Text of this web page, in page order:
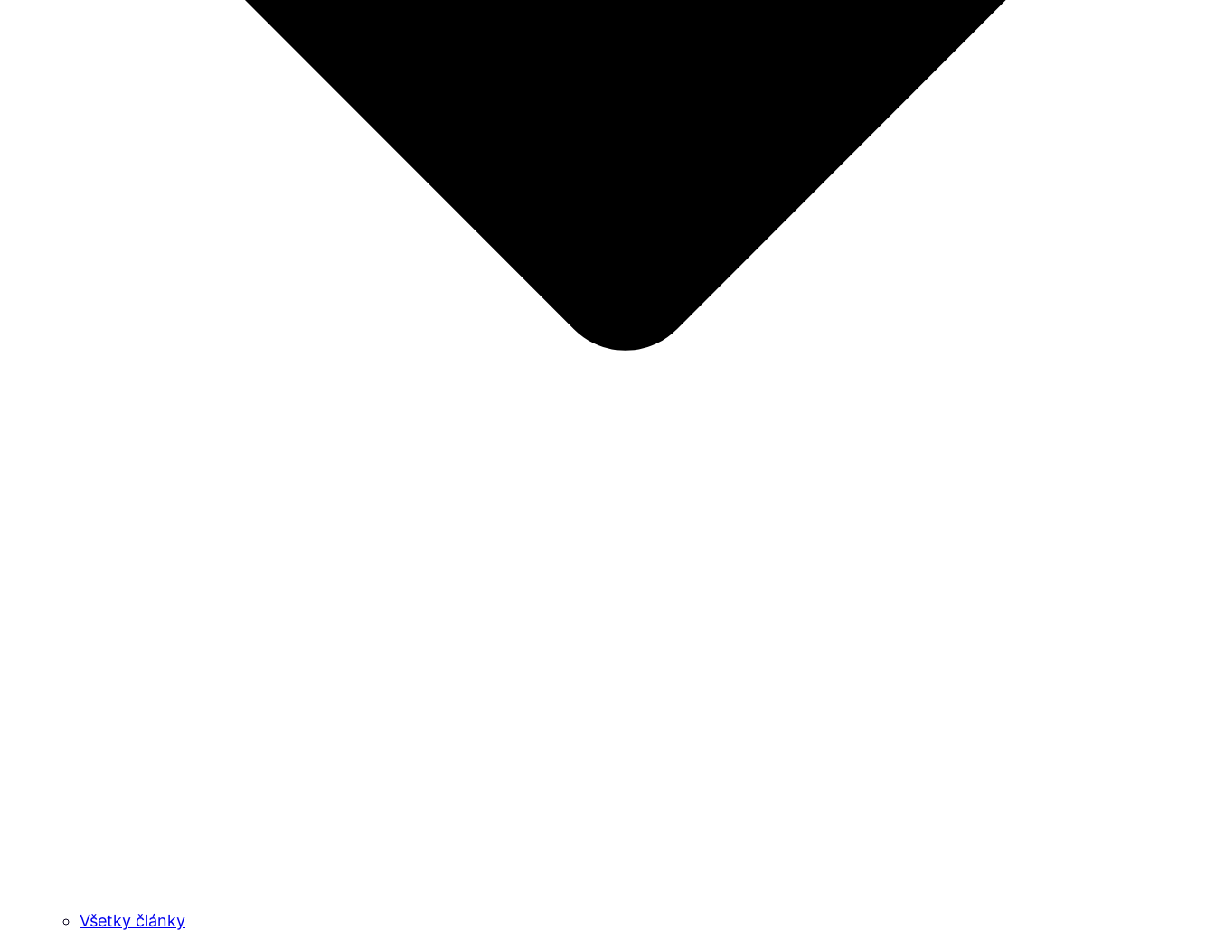
Všetky články